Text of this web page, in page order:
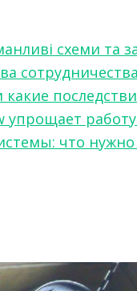
схеми та
упрощает
что нужно